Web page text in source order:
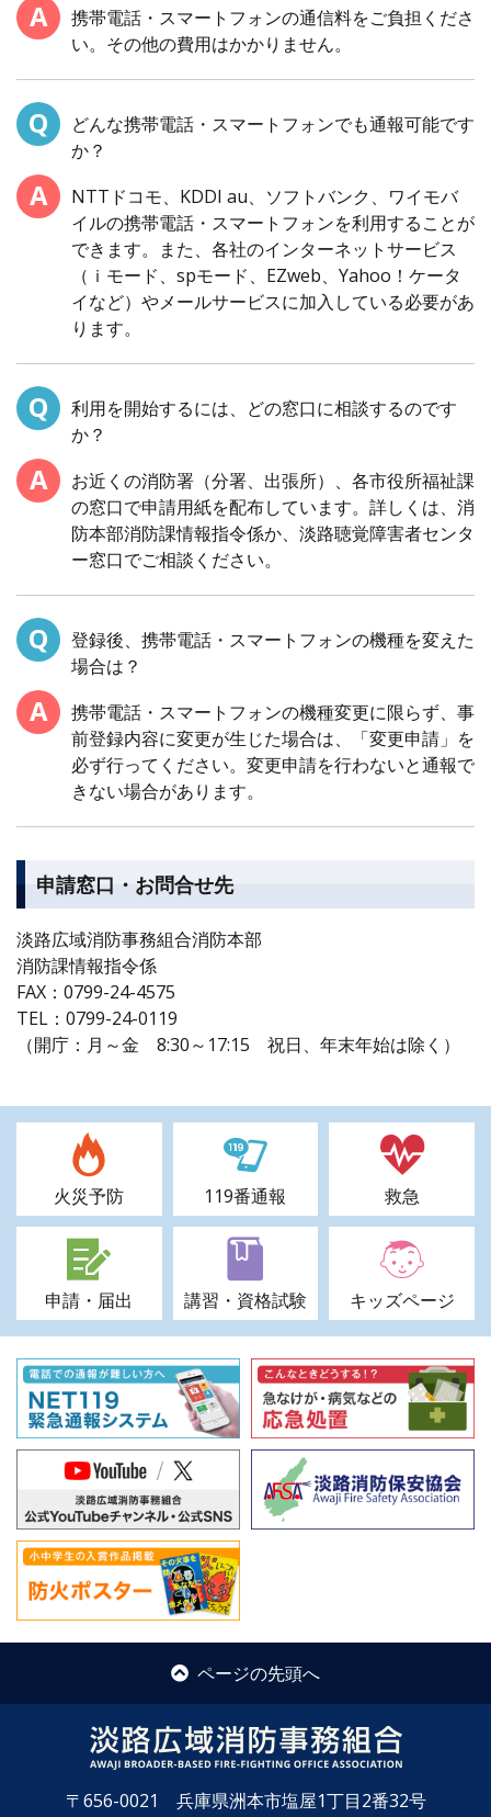
携帯電話・スマートフォンの通信料をご負担くださ
い。その他の費用はかかりません。
どんな携帯電話・スマートフォンでも通報可能です
か？
NTTドコモ、KDDI au、ソフトバンク、ワイモバ
イルの携帯電話・スマートフォンを利用することが
できます。また、各社のインターネットサービス
（ｉモード、spモード、EZweb、Yahoo！ケータ
イなど）やメールサービスに加入している必要があ
ります。
利用を開始するには、どの窓口に相談するのです
か？
お近くの消防署（分署、出張所）、各市役所福祉課
の窓口で申請用紙を配布しています。詳しくは、消
防本部消防課情報指令係か、淡路聴覚障害者センタ
ー窓口でご相談ください。
登録後、携帯電話・スマートフォンの機種を変えた
場合は？
携帯電話・スマートフォンの機種変更に限らず、事
前登録内容に変更が生じた場合は、「変更申請」を
必ず行ってください。変更申請を行わないと通報で
きない場合があります。
申請窓口・お問合せ先
淡路広域消防事務組合消防本部
消防課情報指令係
FAX：0799-24-4575
TEL：0799-24-0119
（開庁：月～金 8:30～17:15 祝日、年末年始は除く）
火災予防 119番通報 救急
申請・届出 講習・資格試験 キッズページ
ページの先頭へ
〒656-0021 兵庫県洲本市塩屋1丁目2番32号